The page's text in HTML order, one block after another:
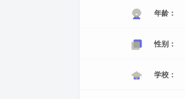
年龄：
性别：
学校：